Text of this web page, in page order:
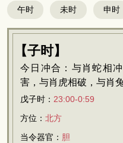
午时 未时 申时
【子时】
今日冲合：与肖蛇相
害，与肖虎相破，与肖
戊子时： 23:00-0:59
方位： 北方
当令器官： 胆